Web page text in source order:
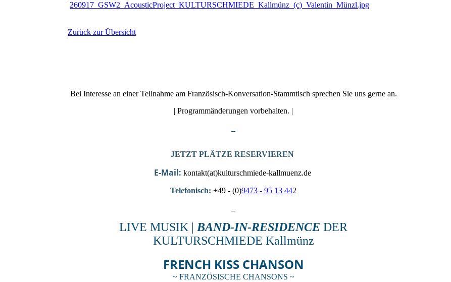
260917_GSW2_AcousticProject_KULTURSCHMIEDE_Kallmünz_(c)_Valentin_Münzl.jpg
Zurück zur Übersicht
Bei Interesse an einer Teilnahme am Französisch-Konversation-Stammtisch sprechen Sie uns gerne an.
| Programmänderungen vorbehalten. |
JETZT PLÄTZE RESERVIEREN
E-Mail: kontakt(at)kulturschmiede-kallmuenz.de
Telefonisch: +49 - (0)9473 - 95 13 442
LIVE MUSIK |BAND-IN-RESIDENCE DER
KULTURSCHMIEDE Kallmünz
FRENCH KISS CHANSON
~ FRANZÖSISCHE CHANSONS ~